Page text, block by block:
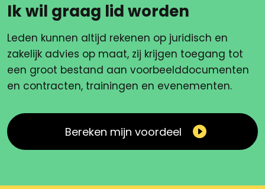
Ik wil graag lid worden
Leden kunnen altijd rekenen op juridisch en
zakelijk advies op maat, zij krijgen toegang tot
een groot bestand aan voorbeelddocumenten
en contracten, trainingen en evenementen.
Bereken mijn voordeel